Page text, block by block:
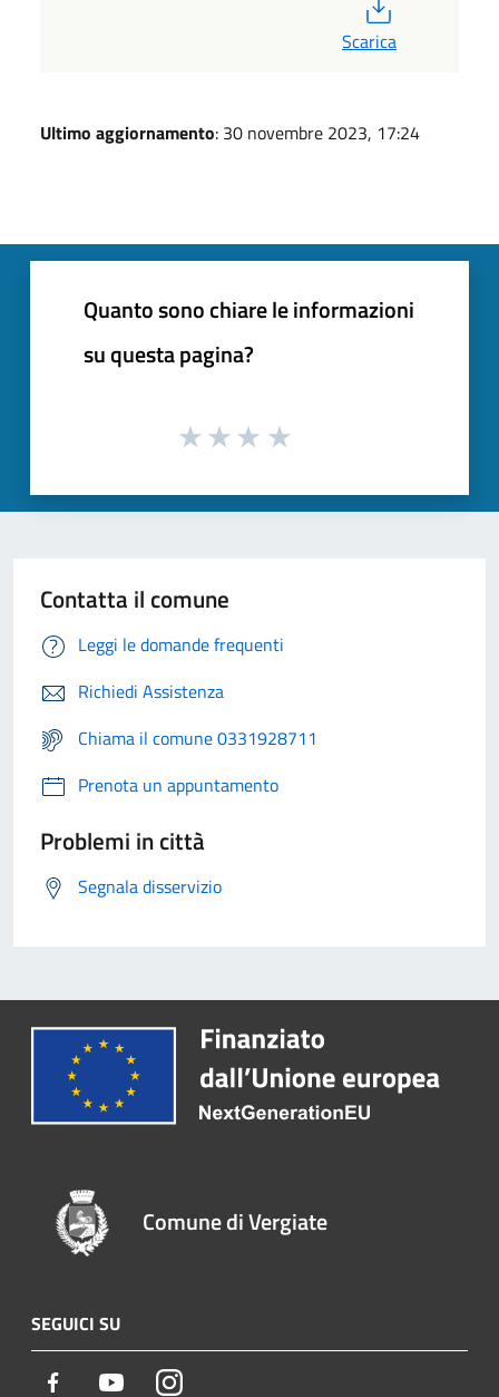
Scarica
Ultimo aggiornamento: 30 novembre 2023, 17:24
Quanto sono chiare le informazioni
su questa pagina?
Contatta il comune
Leggi le domande frequenti
Richiedi Assistenza
Chiama il comune 0331928711
Prenota un appuntamento
Problemi in città
Segnala disservizio
Comune di Vergiate
SEGUICI SU
Facebook YoutubeInstagram